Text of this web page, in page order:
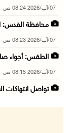
07/آب/2026 08:24 ص
محافظة القدس:
07/آب/2026 08:23 ص
الطقس: أجواء
07/آب/2026 08:15 ص
تواصل انتهاكات
الاحتلال يخطر باقتلاع